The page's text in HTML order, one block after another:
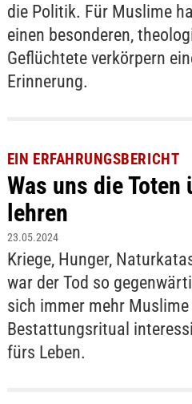
die Politik. Für Muslime
einen besonderen,
Geflüchtete verkörpern
Erinnerung.
EIN ERFAHRUNGSBERICHT
Was uns die Toten
lehren
23.05.2024
Kriege, Hunger,
war der Tod so
sich immer mehr
Bestattungsritual
fürs Leben.